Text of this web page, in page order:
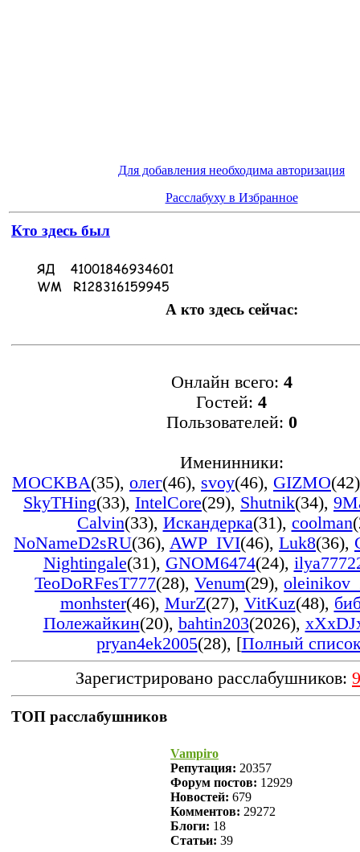
Для добавления необходима авторизация
Расслабуху в Избранное
Кто здесь был
А кто здесь сейчас:
Онлайн всего: 4
Гостей: 4
Пользователей: 0
Именинники:
MOCKBA(35), олег(46), svoy(46), GIZMO(42)
SkyTHing(33), IntelCore(29), Shutnik(34),
Calvin(33), Искандерка(31), coolman
NoNameD2sRU(36), AWP_IVI(46), Luk8(36),
Nightingale(31), GNOM6474(24),
TeoDoRFesT777(28), Venum(29),
monhster(46), MurZ(27), VitKuz(48),
Полежайкин(20), bahtin203(2026),
pryan4ek2005(28), [Полный
Зарегистрировано расслабушников:
ТОП расслабушников
Vampiro
Репутация: 20357
Форум постов: 12929
Новостей: 679
Комментов: 29272
Блоги: 18
Статьи: 39